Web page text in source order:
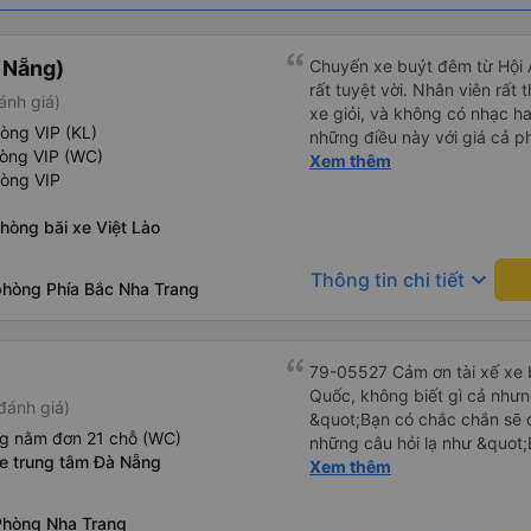
giá)
VIP (KL)
VIP (WC)
VIP
bãi xe Việt Lào
Phía Bắc Nha Trang
Chuyến xe buýt đêm từ Hội
rất tuyệt vời. Nhân viên rất
xe giỏi, và không có nhạc
những điều này với giá cả
tiếng Anh rất suôn sẻ, vì
trên xe, nhưng có nhà
dừng. Bạn phải cởi giày và
dép nhựa được cung cấp
Tôi không thể kết nối Wi-Fi,
với những người thừa cân
chọn xe buýt có ít chỗ ngồi
không thừa cân, nhưng vẫn
chọn chỗ ngồi phía dưới và
Xem thêm
Thông tin chi tiết keyboard_arrow_down
giá)
nằm đơn 21 chỗ (WC)
trung tâm Đà Nẵng
Nha Trang
79-05527 Cảm ơn tài xế xe
Quốc, không biết gì cả
&quot;Bạn có chắc chắn sẽ
những câu hỏi lạ như
sạn của chúng tôi
Xem thêm